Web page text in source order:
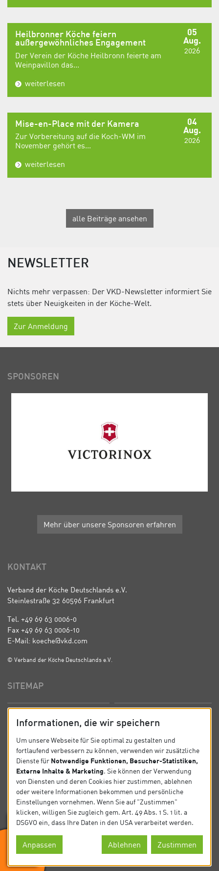
05
Aug.
2026
Heilbronner Köche feiern
außergewöhnliches Engagement
Der Verein der Köche Heilbronn feierte am
Weinpavillon das...
weiterlesen
04
Aug.
2026
Mise-en-Place mit der Kamera
Zur Vorbereitung auf die Koch-WM im
November gehört es...
weiterlesen
alle Beiträge ansehen
NEWSLETTER
Nichts mehr verpassen: Der VKD-Newsletter informiert Sie
stets über Neuigkeiten in der Köche-Welt.
Zur Anmeldung
SPONSOREN
Mehr über unsere Sponsoren erfahren
KONTAKT
Verband der Köche Deutschlands e.V.
Steinlestraße 32 60596 Frankfurt
Tel. +49 69 63 0006-0
Fax +49 69 63 0006-10
E-Mail: koeche@vkd.com
© Verband der Köche Deutschlands e.V.
SITEMAP
News Kontakt
Datenschutz Impressum
SOCIAL
Folgen Sie uns auf Social Media.
Informationen, die wir speichern
Um unsere Webseite für Sie optimal zu gestalten und
fortlaufend verbessern zu können, verwenden wir zusätzliche
Dienste für Notwendige Funktionen, Besucher-Statistiken,
Externe Inhalte & Marketing. Sie können der Verwendung
von Diensten und deren Cookies hier zustimmen, ablehnen
oder weitere Informationen bekommen und persönliche
Einstellungen vornehmen. Wenn Sie auf "Zustimmen"
klicken, willigen Sie zugleich gem. Art. 49 Abs. 1 S. 1 lit. a
DSGVO ein, dass Ihre Daten in den USA verarbeitet werden.
Anpassen Ablehnen Zustimmen